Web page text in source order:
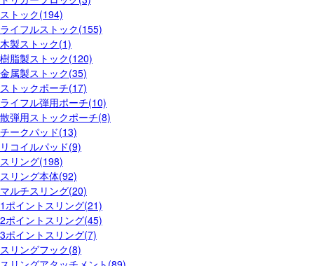
ストック(194)
ライフルストック(155)
木製ストック(1)
樹脂製ストック(120)
金属製ストック(35)
ストックポーチ(17)
ライフル弾用ポーチ(10)
散弾用ストックポーチ(8)
チークパッド(13)
リコイルパッド(9)
スリング(198)
スリング本体(92)
マルチスリング(20)
1ポイントスリング(21)
2ポイントスリング(45)
3ポイントスリング(7)
スリングフック(8)